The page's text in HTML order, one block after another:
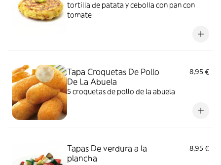
tortilla de patata y cebolla con pan con
tomate
Tapa Croquetas De Pollo
De La Abuela
8,95 €
5 croquetas de pollo de la abuela
Tapas De verdura a la
plancha
8,95 €